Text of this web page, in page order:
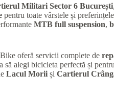
Militari Sector 6 București
pentru toate vârstele și
MTB full suspension,
oferă servicii complete de
să alegi bicicleta perfectă și
Lacul Morii și Cartierul